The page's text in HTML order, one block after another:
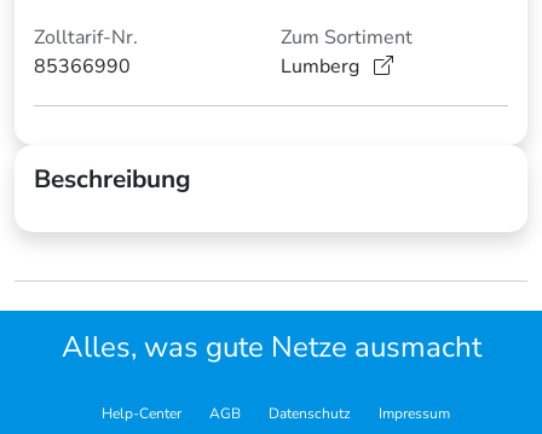
Zolltarif-Nr.
85366990
Zum Sortiment
Lumberg
Beschreibung
Alles, was gute Netze ausmacht
Help-Center AGB Datenschutz Impressum